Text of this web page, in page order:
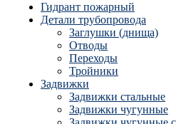
Гидрант пожарный
Детали трубопровода
Заглушки (днища)
Отводы
Переходы
Тройники
Задвижки
Задвижки стальные
Задвижки чугунные